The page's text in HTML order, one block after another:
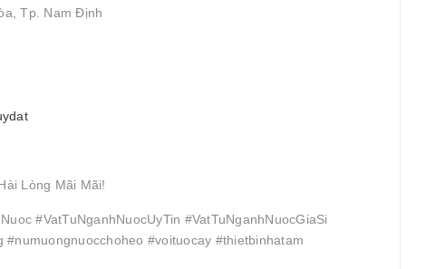
Tp. Nam Định
Lòng Mãi Mãi!
#VatTuNganhNuocUyTin #VatTuNganhNuocGiaSi
#voituocay #thietbinhatam